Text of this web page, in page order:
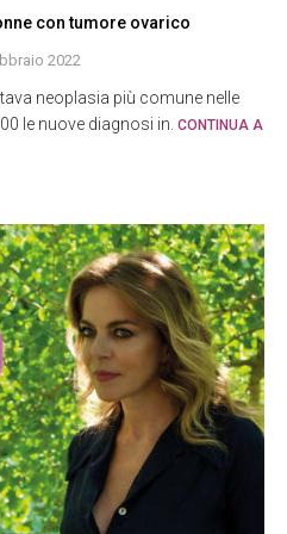
con tumore ovarico
2022
neoplasia più comune nelle
le nuove diagnosi in. CONTINUA A